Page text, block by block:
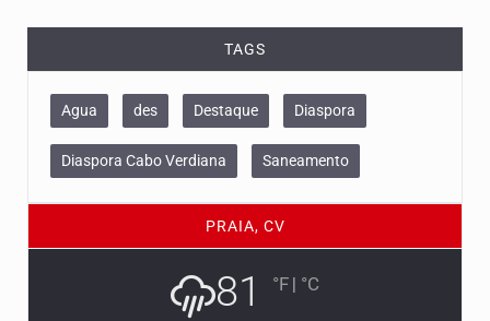
TAGS
Agua des Destaque Diaspora
Diaspora Cabo Verdiana Saneamento
PRAIA, CV
81 °F | °C